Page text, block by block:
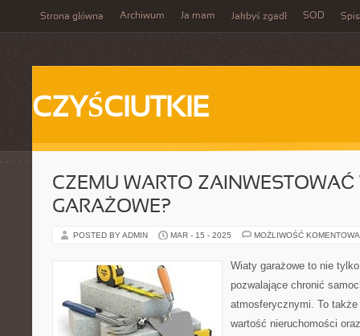
Strona główna Archiwum Ja mam Jakbyś zgadł SOD
CZYŚCIUTKIE
CZEMU WARTO ZAINWESTOWAĆ
GARAŻOWE?
POSTED BY ADMIN MAR - 15 - 2025 MOŻLIWOŚĆ
Wiaty garażowe to nie
pozwalające chronić
atmosferycznymi. To
wartość nieruchomości